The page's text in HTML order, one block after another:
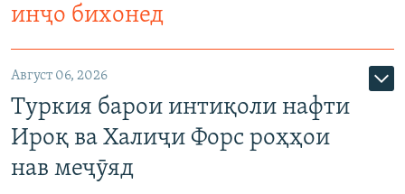
инҷо бихонед
Август 06, 2026
Туркия барои интиқоли нафти
Ироқ ва Халиҷи Форс роҳҳои
нав меҷӯяд